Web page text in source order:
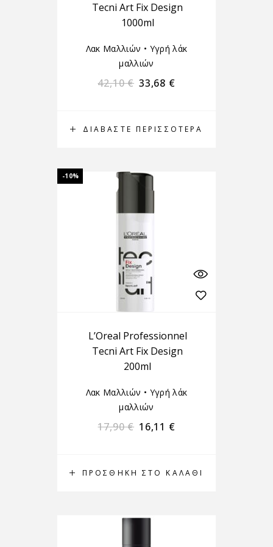
ΔΙΑΒΆΣΤΕ ΠΕΡΙΣΣΌΤΕΡΑ
Tecni Art Fix Design
1000ml
Λακ Μαλλιών • Υγρή λάκ
μαλλιών
42,10€ 33,68 €
-10%
ΠΡΟΣΘΉΚΗ ΣΤΟ ΚΑΛΆΘΙ
L’Oreal Professionnel
Tecni Art Fix Design
200ml
Λακ Μαλλιών • Υγρή λάκ
μαλλιών
17,90€ 16,11 €